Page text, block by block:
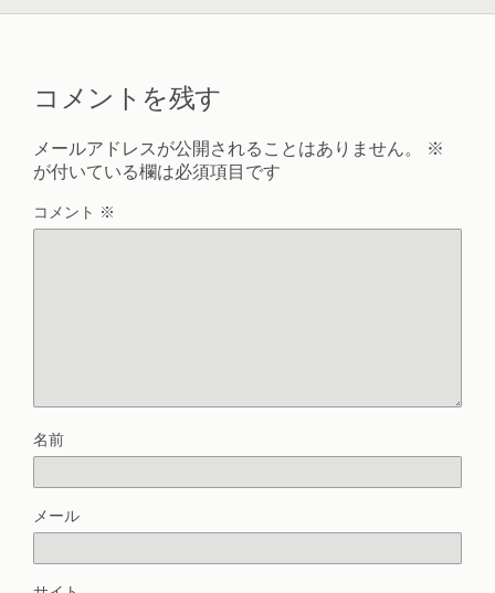
コメントを残す
メールアドレスが公開されることはありません。
※
が付いている欄は必須項目です
コメント ※
名前
メール